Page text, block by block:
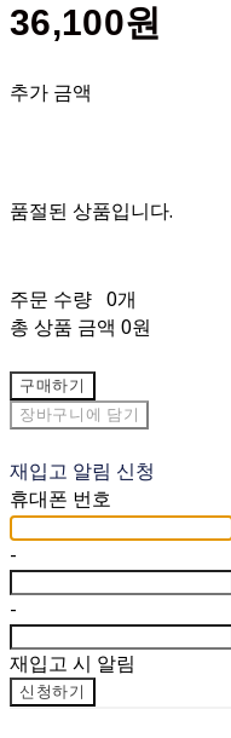
36,100원
추가 금액
품절된 상품입니다.
주문 수량 0개
총 상품 금액 0원
구매하기
장바구니에 담기
재입고 알림 신청
휴대폰 번호
-
-
재입고 시 알림
신청하기